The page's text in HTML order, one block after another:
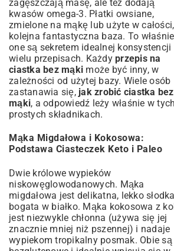
zagęszczają masę, ale też dodają
kwasów omega-3. Płatki owsiane,
zmielone na mąkę lub użyte w
kolejna fantastyczna baza. To właśnie
one są sekretem idealnej konsystencji
wielu przepisach. Każdy przepis na
ciastka bez mąki może być inny, w
zależności od użytej bazy. Wiele osób
zastanawia się, jak zrobić ciastka bez
mąki, a odpowiedź leży właśnie w tych
prostych składnikach.
Mąka Migdałowa i Kokosowa:
Podstawa Ciasteczek Keto i Paleo
Dwie królowe wypieków
niskowęglowodanowych. Mąka
migdałowa jest delikatna, lekko
bogata w białko. Mąka kokosowa z
jest niezwykle chłonna (używa się jej
znacznie mniej niż pszennej) i nadaje
wypiekom tropikalny posmak. Obie są